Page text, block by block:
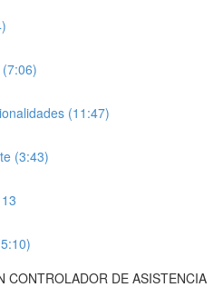
(11:47)
(3:43)
CONTROLADOR DE ASISTENCIA